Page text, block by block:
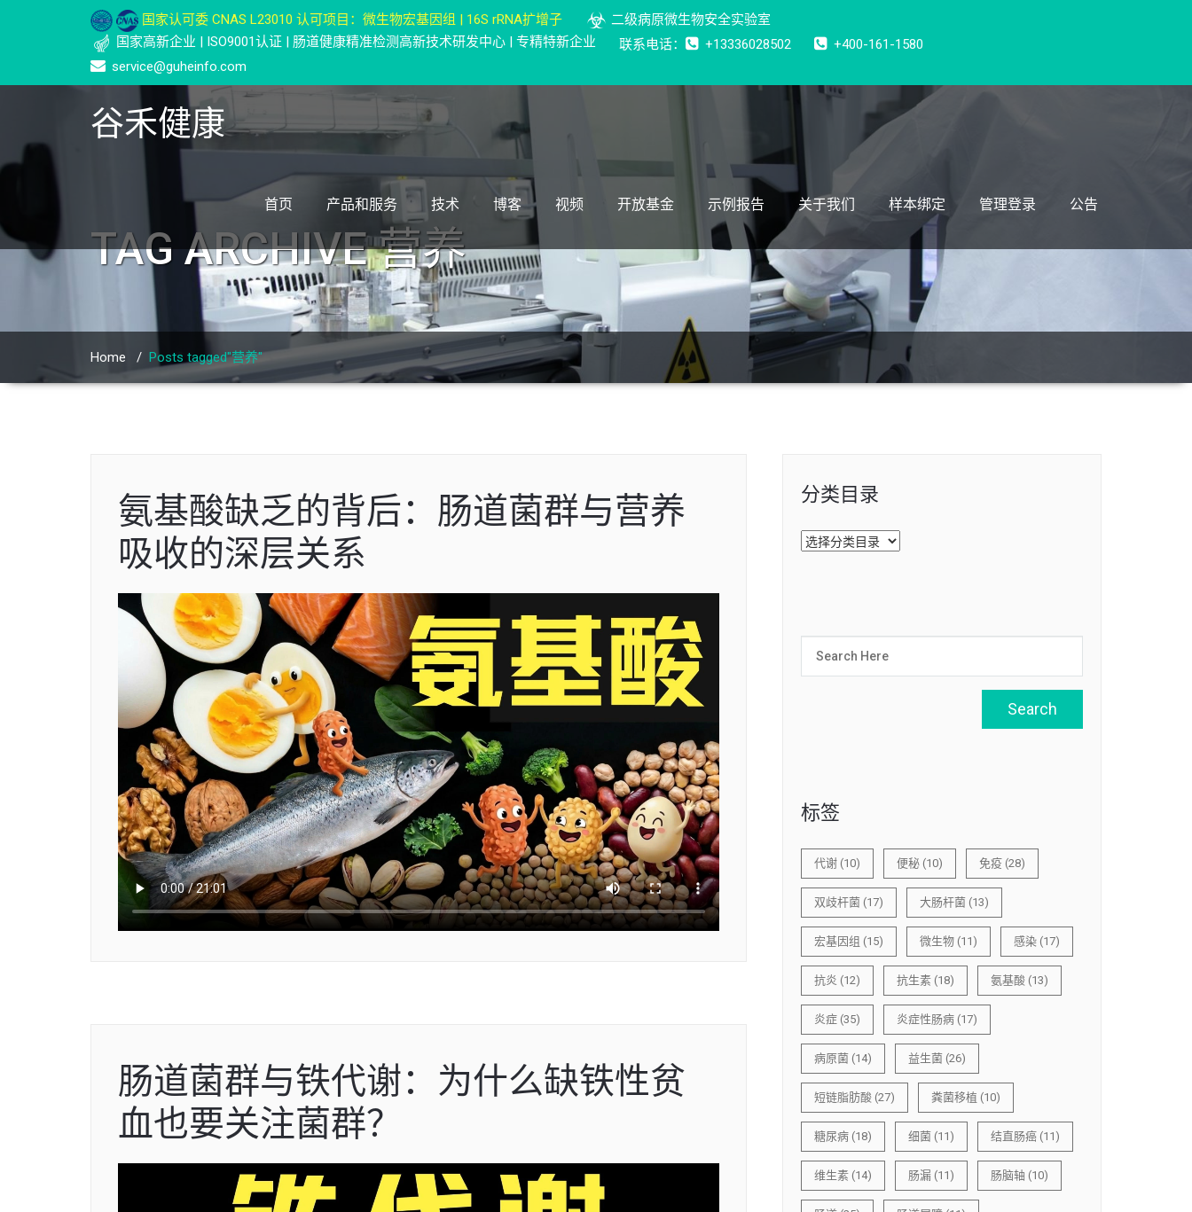
国家认可委 CNAS L23010 认可项目：微生物宏基因组 | 16S rRNA扩增子
二级病原微生物安全实验室
国家高新企业 | ISO9001认证 | 肠道健康精准检测高新技术研发中心 | 专精特新企业
联系电话： +13336028502
+400-161-1580
service@guheinfo.com
谷禾健康
首页 产品和服务 技术 博客 视频 开放基金 示例报告 关于我们 样本绑定 管理登录 公告
TAG ARCHIVE营养
Home / Posts tagged"营养"
氨基酸缺乏的背后：肠道菌群与营养
吸收的深层关系
肠道菌群与铁代谢：为什么缺铁性贫
血也要关注菌群？
分类目录
分
类
标签
代谢 (10) 便秘 (10) 免疫 (28)
双歧杆菌 (17) 大肠杆菌 (13)
宏基因组 (15) 微生物 (11) 感染 (17)
抗炎 (12) 抗生素 (18) 氨基酸 (13)
炎症 (35) 炎症性肠病 (17)
病原菌 (14) 益生菌 (26)
短链脂肪酸 (27) 粪菌移植 (10)
糖尿病 (18) 细菌 (11) 结直肠癌 (11)
维生素 (14) 肠漏 (11) 肠脑轴 (10)